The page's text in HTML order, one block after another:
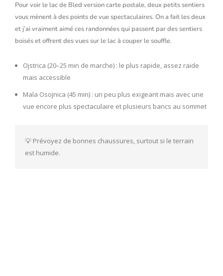
Pour voir le lac de Bled version carte postale, deux petits sentiers
vous mènent à des points de vue spectaculaires. On a fait les deux
et j’ai vraiment aimé ces randonnées qui passent par des sentiers
boisés et offrent des vues sur le lac à couper le souffle.
Ojstrica (20–25 min de marche) : le plus rapide, assez raide
mais accessible
Mala Osojnica (45 min) : un peu plus exigeant mais avec une
vue encore plus spectaculaire et plusieurs bancs au sommet
💡 Prévoyez de bonnes chaussures, surtout si le terrain
est humide.